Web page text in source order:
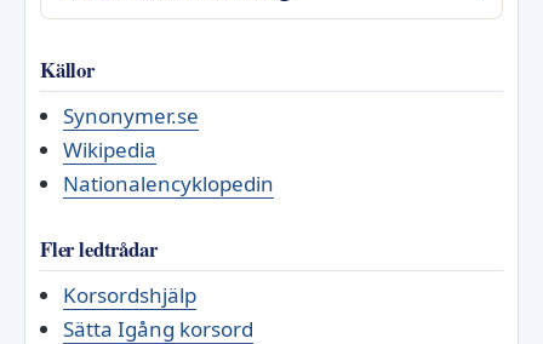
Källor
Synonymer.se
Wikipedia
Nationalencyklopedin
Fler ledtrådar
Korsordshjälp
Sätta Igång korsord